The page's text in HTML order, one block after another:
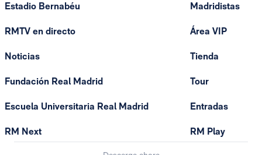
Estadio Bernabéu
RMTV en directo
Noticias
Fundación Real Madrid
Escuela Universitaria Real Madrid
RM Next
Madridistas
Área VIP
Tienda
Tour
Entradas
RM Play